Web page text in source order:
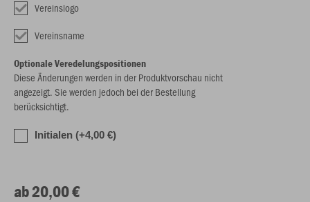
Vereinslogo
Vereinsname
Optionale Veredelungspositionen
Diese Änderungen werden in der Produktvorschau nicht
angezeigt. Sie werden jedoch bei der Bestellung
berücksichtigt.
Initialen (+4,00 €)
ab 20,00 €